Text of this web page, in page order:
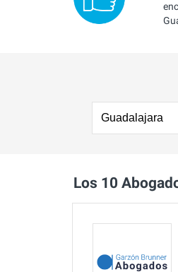
Los 10